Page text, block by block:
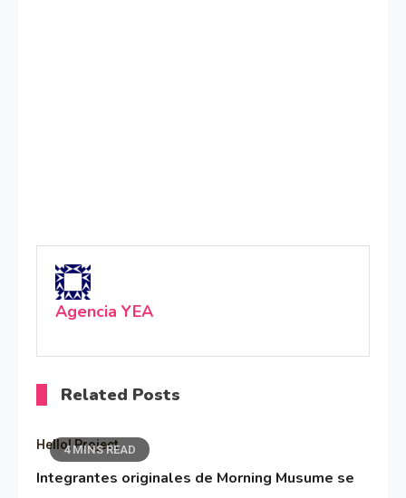
Agencia YEA
Related Posts
4 MINS READ
Hello! Project
Integrantes originales de Morning Musume se